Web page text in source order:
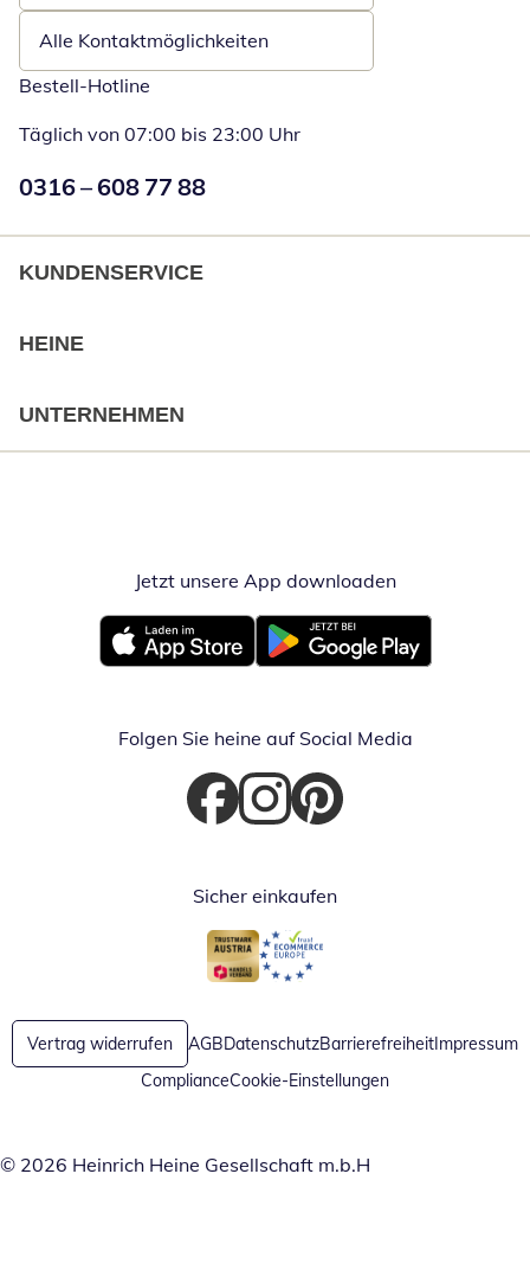
Alle Kontaktmöglichkeiten
Bestell-Hotline
Täglich von 07:00 bis 23:00 Uhr
Numéro de téléphone:
0316 – 608 77 88
KUNDENSERVICE
HEINE
UNTERNEHMEN
Jetzt unsere App downloadenÖffnet in
Öffnet in neuem FensterÖffnet in neuem Fenster
Folgen Sie heine auf Social Media
Öffnet in neuem Fenster
Öffnet in neuem Fenster
Öffnet in neuem Fenster
Sicher einkaufen
Öffnet in neuem Fenster
Öffnet in neuem Fenster
Vertrag widerrufen AGBDatenschutzBarrierefreiheitImpressum
ComplianceCookie-Einstellungen
© 2026 Heinrich Heine Gesellschaft m.b.H